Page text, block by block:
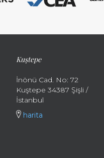
Kuştepe
İnönü Cad. No: 72
Kuştepe 34387 Şişli /
İstanbul
harita